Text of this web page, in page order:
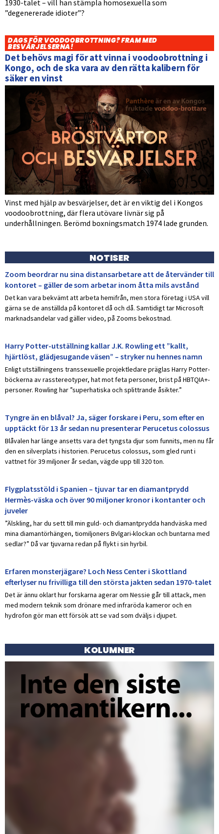
1930-talet – vill han stämpla homosexuella som
”degenererade idioter”?
DAGS FÖR VOODOOBROTTNING? FRAM MED
BESVÄRJELSERNA!
Det behövs magi för att vinna i voodoobrottning i
Kongo, och de ska vara av den rätta kalibern för
säker en vinst
Vinst med hjälp av besvärjelser, det är en viktig del i Kongos
voodoobrottning, där flera utövare livnär sig på
underhållningen. Berömd boxningsmatch 1974 lade grunden.
NOTISER
Zoom beordrar nu sina distansarbetare att de återvänder till
kontoret – gäller de som arbetar inom åtta mils avstånd
Det kan vara bekvämt att arbeta hemifrån, men stora företag i USA vill
gärna se de anställda på kontoret då och då. Samtidigt tar Microsoft
marknadsandelar vad gäller video, på Zooms bekostnad.
Harry Potter-utställning kallar J.K. Rowling ett ”kallt,
hjärtlöst, glädjesugande väsen” – stryker nu hennes namn
Enligt utställningens transsexuelle projektledare präglas Harry Potter-
böckerna av rasstereotyper, hat mot feta personer, brist på HBTQIA+-
personer. Rowling har ”superhatiska och splittrande åsikter.”
Tyngre än en blåval? Ja, säger forskare i Peru, som efter en
upptäckt för 13 år sedan nu presenterar Perucetus colossus
Blåvalen har länge ansetts vara det tyngsta djur som funnits, men nu får
den en silverplats i historien. Perucetus colossus, som gled runt i
vattnet för 39 miljoner år sedan, vägde upp till 320 ton.
Flygplatsstöld i Spanien – tjuvar tar en diamantprydd
Hermès-väska och över 90 miljoner kronor i kontanter och
juveler
”Älskling, har du sett till min guld- och diamantprydda handväska med
mina diamantörhängen, tiomiljoners Bvlgari-klockan och buntarna med
sedlar?” Då var tjuvarna redan på flykt i sin hyrbil.
Erfaren monsterjägare? Loch Ness Center i Skottland
efterlyser nu frivilliga till den största jakten sedan 1970-talet
Det är ännu oklart hur forskarna agerar om Nessie går till attack, men
med modern teknik som drönare med infraröda kameror och en
hydrofon gör man ett försök att se vad som dväljs i djupet.
KOLUMNER